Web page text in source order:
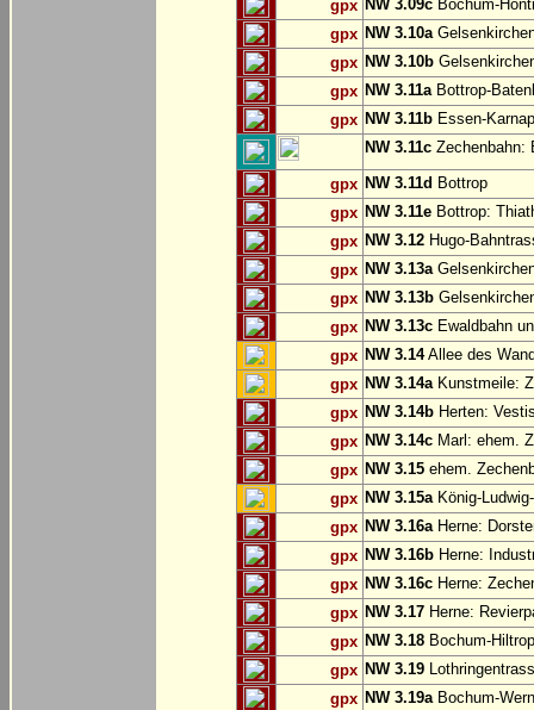
gpx NW 3.09c Bochum-
gpx NW 3.10a
gpx NW 3.10b
gpx NW 3.11aBottrop-
gpx NW 3.11b Essen-
NW 3.11c Zechenbahn:
gpx NW 3.11d Bottrop
gpx NW 3.11e Bottrop:
gpx NW 3.12 Hugo-
gpx NW 3.13a
gpx NW 3.13b
gpx NW 3.13c Ewaldbahn
gpx NW 3.14Allee des
gpx NW 3.14aKunstmeile:
gpx NW 3.14b Herten:
gpx NW 3.14c Marl: ehem.
gpx NW 3.15 ehem.
gpx NW 3.15aKönig-
gpx NW 3.16aHerne:
gpx NW 3.16b Herne:
gpx NW 3.16c Herne:
gpx NW 3.17 Herne:
gpx NW 3.18 Bochum-
gpx NW 3.19
gpx NW 3.19aBochum-